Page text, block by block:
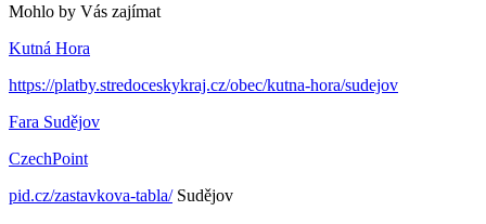
Mohlo by Vás zajímat
Kutná Hora
https://platby.stredoceskykraj.cz/obec/kutna-hora/sudejov
Fara Sudějov
CzechPoint
pid.cz/zastavkova-tabla/Sudějov